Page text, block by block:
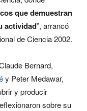
que demuestran
actividad”, arrancó
de Ciencia 2002.
Bernard,
y Peter Medawar,
y producir
sobre su